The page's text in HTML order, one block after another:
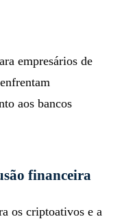
empresários de
aos bancos
financeira
os criptoativos e a